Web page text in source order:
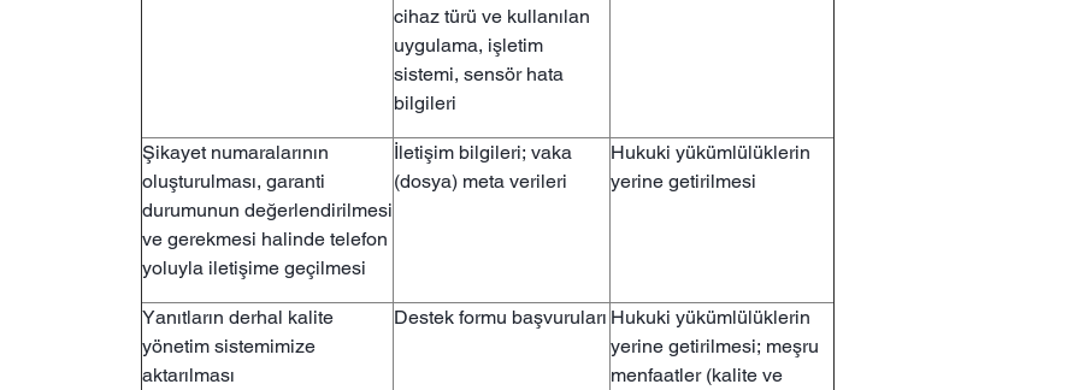
cihaz türü ve kullanılan
uygulama, işletim
sistemi, sensör hata
bilgileri
Şikayet numaralarının
oluşturulması, garanti
durumunun değerlendirilmesi
ve gerekmesi halinde telefon
yoluyla iletişime geçilmesi
İletişim bilgileri; vaka
(dosya) meta verileri
Hukuki yükümlülüklerin
yerine getirilmesi
Yanıtların derhal kalite
yönetim sistemimize
aktarılması
Destek formu başvuruları Hukuki yükümlülüklerin
yerine getirilmesi; meşru
menfaatler (kalite ve